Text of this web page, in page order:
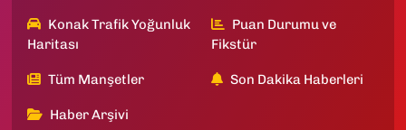
Konak Trafik Yoğunluk
Haritası
Puan Durumu ve
Fikstür
Tüm Manşetler Son Dakika Haberleri
Haber Arşivi